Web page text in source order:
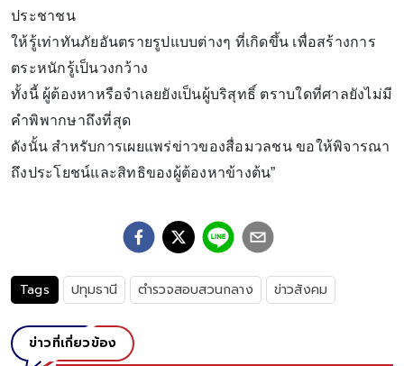
ประชาชน
ให้รู้เท่าทันภัยอันตรายรูปแบบต่างๆ ที่เกิดขึ้น เพื่อสร้างการ
ตระหนักรู้เป็นวงกว้าง
ทั้งนี้ ผู้ต้องหาหรือจำเลยยังเป็นผู้บริสุทธิ์ ตราบใดที่ศาลยังไม่มี
คำพิพากษาถึงที่สุด
ดังนั้น สำหรับการเผยแพร่ข่าวของสื่อมวลชน ขอให้พิจารณา
ถึงประโยชน์และสิทธิของผู้ต้องหาข้างต้น”
Tags ปทุมธานี ตำรวจสอบสวนกลาง ข่าวสังคม
ข่าวที่เกี่ยวข้อง